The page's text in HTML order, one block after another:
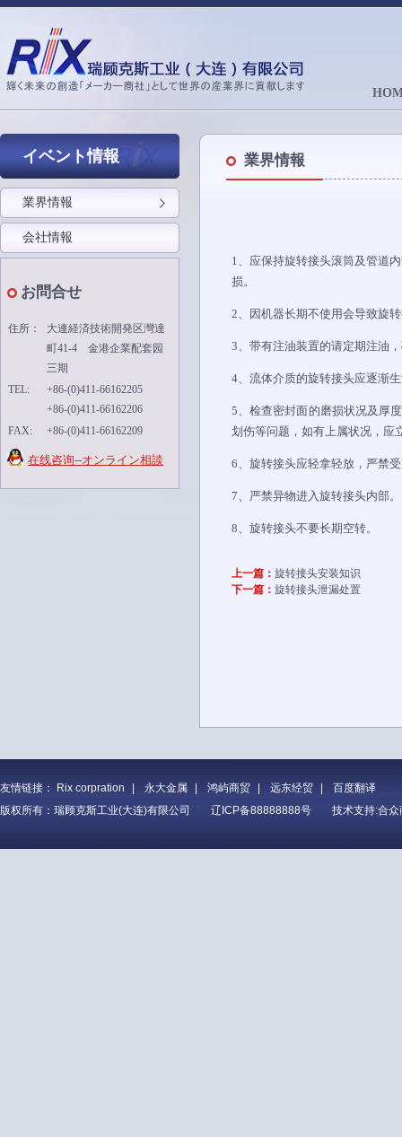
イベント情報
業界情報
会社情報
お問合せ
住所：
大連経済技術開発区灣達
町41-4 金港企業配套园
三期
TEL:
+86-(0)411-66162205
+86-(0)411-66162206
FAX:
+86-(0)411-66162209
在线咨询--オンライン相談
業界情報
1、应保持旋转接头滚筒及管道
损。
2、因机器长期不使用会导致旋
3、带有注油装置的请定期注油
4、流体介质的旋转接头应逐渐
5、检查密封面的磨损状况及厚
划伤等问题，如有上属状况，应
6、旋转接头应轻拿轻放，严禁
7、严禁异物进入旋转接头内部。
8、旋转接头不要长期空转。
上一篇： 旋转接头安装知识
下一篇： 旋转接头泄漏处置
友情链接： Rix corpration 永大金属 鸿屿商贸 远东经贸
百度翻译
版权所有：瑞顾克斯工业(大连)有限公司
辽ICP备88888888号 技术支持:合